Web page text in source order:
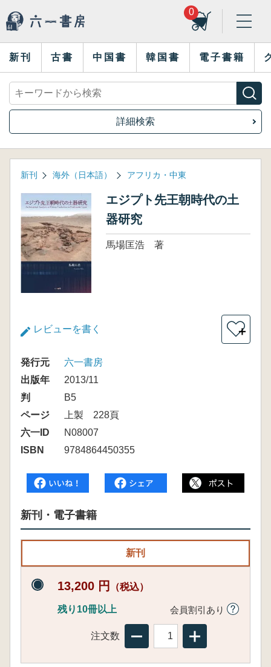
0
新刊 古書 中国書 韓国書 電子書籍
詳細検索
新刊 海外（日本語） アフリカ・中東
エジプト先王朝時代の土
器研究
馬場匡浩 著
レビューを書く ＋
発行元
六一書房
出版年
2013/11
判
B5
ページ
上製 228頁
六一ID
N08007
ISBN
9784864450355
新刊・電子書籍
新刊
13,200 円 （税込）
残り10冊以上 会員割引あり
注文数